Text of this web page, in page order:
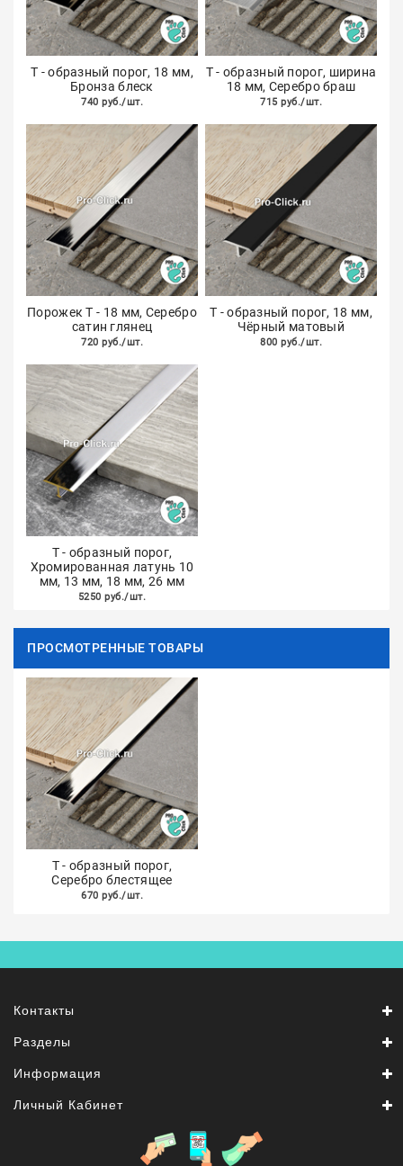
Т - образный порог, 18 мм,
Бронза блеск
740 руб./шт.
Т - образный порог, ширина
18 мм, Серебро браш
715 руб./шт.
Порожек Т - 18 мм, Серебро
сатин глянец
720 руб./шт.
Т - образный порог, 18 мм,
Чёрный матовый
800 руб./шт.
Т - образный порог,
Хромированная латунь 10
мм, 13 мм, 18 мм, 26 мм
5250 руб./шт.
ПРОСМОТРЕННЫЕ ТОВАРЫ
Т - образный порог,
Серебро блестящее
670 руб./шт.
Контакты
Разделы
Информация
Личный Кабинет